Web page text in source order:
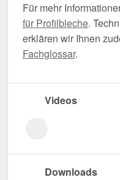
Für mehr
für Profilbleche.
erklären wir Ihnen
Fachglossar.
Videos
Downloads